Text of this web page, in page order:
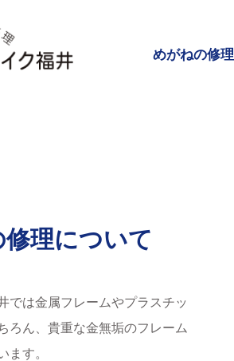
めがねの修理
理について
では金属フレームやプラスチッ
ろん、貴重な金無垢のフレーム
ます。